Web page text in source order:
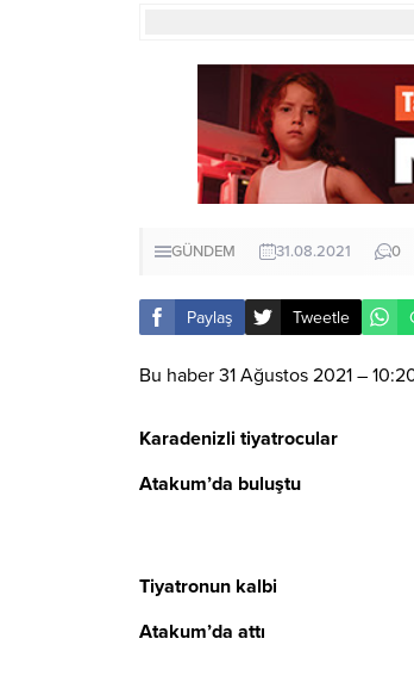
GÜNDEM 31.08.2021 0
Paylaş Tweetle
Bu haber 31 Ağustos 2021 –
Karadenizli tiyatrocular
Atakum’da buluştu
Tiyatronun kalbi
Atakum’da attı